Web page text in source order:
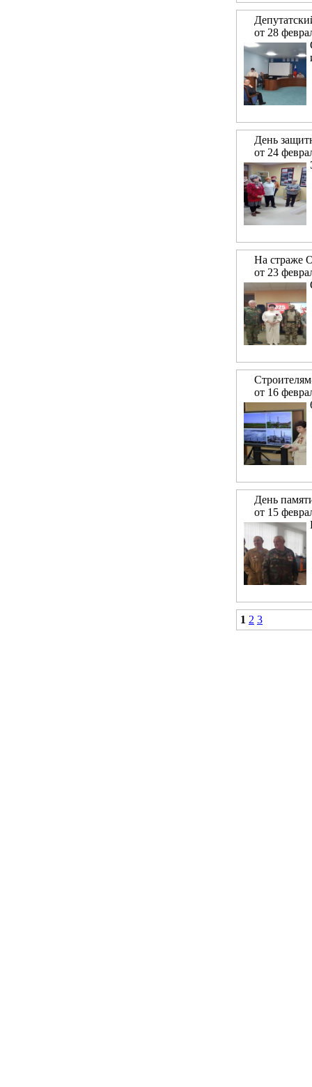
от 28
День
от 24
На страже
от 23
от 16
День
от 15
1 2 3